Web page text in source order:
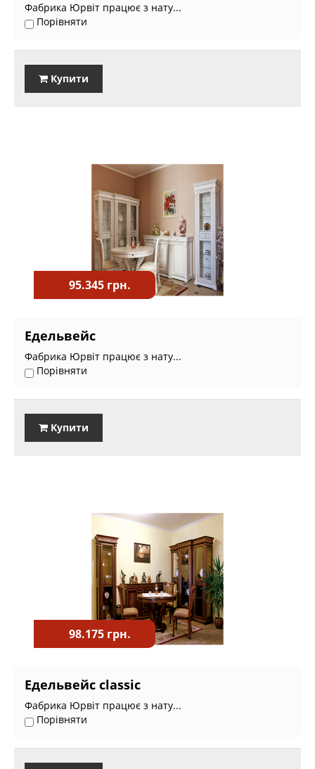
Фабрика Юрвіт працює з нату...
Порівняти
Купити
95.345 грн.
Едельвейс
Фабрика Юрвіт працює з нату...
Порівняти
Купити
98.175 грн.
Едельвейс classic
Фабрика Юрвіт працює з нату...
Порівняти